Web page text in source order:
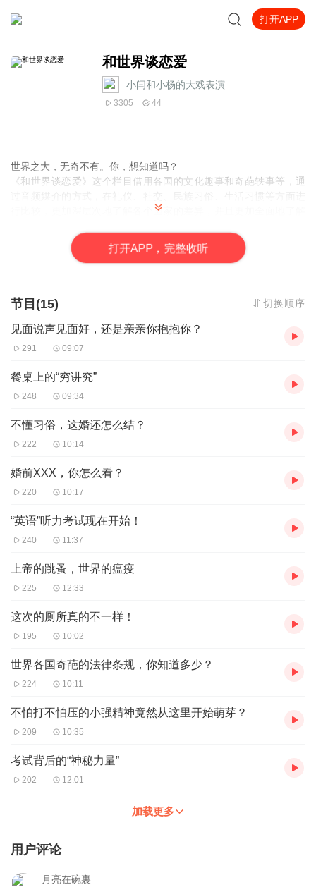
打开APP
和世界谈恋爱
小闫和小杨的大戏表演
3305 44
世界之大，无奇不有。你，想知道吗？
《和世界谈恋爱》这个栏目借用各国的文化趣事和奇葩轶事等，通
行比较，更加深层次地了解各个国家的差异，并且更加全面地了解
的是通过深入学习和了解不同文化，达到一个认识世界、尊重差
异、追求更美好生活的有益宗旨。
打开APP，完整收听
节目(15) 切换顺序
见面说声见面好，还是亲亲你抱抱你？
291 09:07
餐桌上的“穷讲究”
248 09:34
不懂习俗，这婚还怎么结？
222 10:14
婚前XXX，你怎么看？
220 10:17
“英语”听力考试现在开始！
240 11:37
上帝的跳蚤，世界的瘟疫
225 12:33
这次的厕所真的不一样！
195 10:02
世界各国奇葩的法律条规，你知道多少？
224 10:11
不怕打不怕压的小强精神竟然从这里开始萌芽？
209 10:35
考试背后的“神秘力量”
202 12:01
加载更多
用户评论
月亮在碗裏